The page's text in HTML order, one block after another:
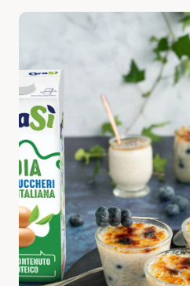
Scopri